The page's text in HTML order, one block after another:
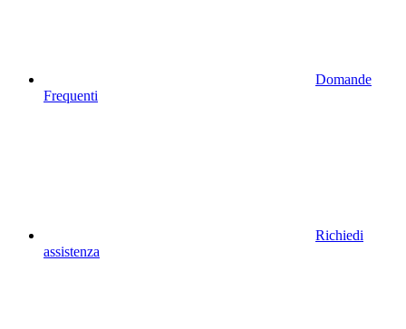
Domande
Frequenti
Richiedi
assistenza